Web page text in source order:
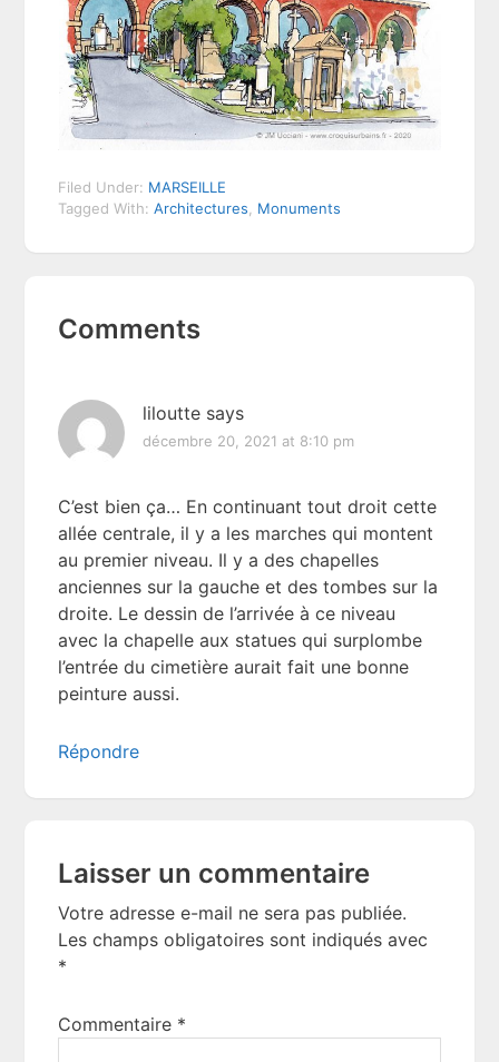
Filed Under: MARSEILLE
Tagged With:Architectures, Monuments
Interactions
Comments
liloutte says
décembre 20, 2021 at 8:10 pm
C’est bien ça… En continuant tout droit cette
allée centrale, il y a les marches qui montent
au premier niveau. Il y a des chapelles
anciennes sur la gauche et des tombes sur la
droite. Le dessin de l’arrivée à ce niveau
avec la chapelle aux statues qui surplombe
l’entrée du cimetière aurait fait une bonne
peinture aussi.
Répondre
Laisser un commentaire
Votre adresse e-mail ne sera pas publiée.
Les champs obligatoires sont indiqués avec
*
Commentaire *